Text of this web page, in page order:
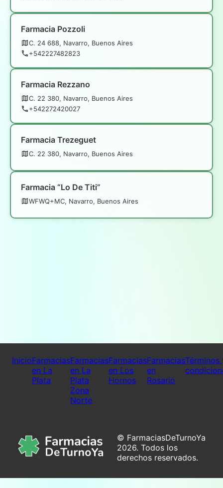
Farmacia Pozzoli
C. 24 688, Navarro, Buenos Aires
+542227482823
Farmacia Rezzano
C. 22 380, Navarro, Buenos Aires
+542272420027
Farmacia Trezeguet
C. 22 380, Navarro, Buenos Aires
Farmacia “Lo De Titi”
WFWQ+MC, Navarro, Buenos Aires
InicioFarmacias
en La
Plata
Farmacias
en La
Plata
Zona
Norte
Farmacias
en Los
Hornos
Farmacias
en
Rosario
Términos
© FarmaciasDeTurnoYa
2026. Todos los
derechos reservados.